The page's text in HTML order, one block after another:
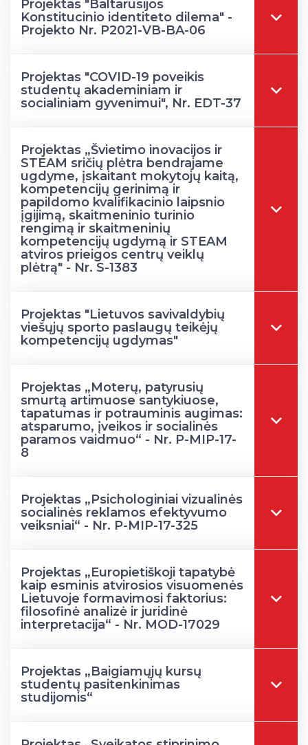
Azijos centras
Frankofoniškų šalių studijų centras
Vilniaus Karaliaus Sedžiongo institutas
Parama Ukrainai
Civilinė sauga
Korupcijos prevencija
Informacinė sistema "Studijos"
Darbuotojų elektroninis paštas
Mokslininkų profiliai "CRIS"
Bendruomenės gerovė
Intranetas
eDVS
Microsoft Office 365
MRU mobilios programėlės
Pagalbos sistema
Profesinė sąjunga
Kontaktų paieška
Projektas "Baltarusijos
Konstitucinio identiteto dilema" -
Projekto Nr. P2021-VB-BA-06
Projektas "COVID-19 poveikis
studentų akademiniam ir
socialiniam gyvenimui", Nr. EDT-37
Projektas „Švietimo inovacijos ir
STEAM sričių plėtra bendrajame
ugdyme, įskaitant mokytojų kaitą,
kompetencijų gerinimą ir
papildomo kvalifikacinio laipsnio
įgijimą, skaitmeninio turinio
rengimą ir skaitmeninių
kompetencijų ugdymą ir STEAM
atviros prieigos centrų veiklų
plėtrą" - Nr. S-1383
Projektas "Lietuvos savivaldybių
viešųjų sporto paslaugų teikėjų
kompetencijų ugdymas"
Projektas „Moterų, patyrusių
smurtą artimuose santykiuose,
tapatumas ir potrauminis augimas:
atsparumo, įveikos ir socialinės
paramos vaidmuo“ - Nr. P-MIP-17-
8
Projektas „Psichologiniai vizualinės
socialinės reklamos efektyvumo
veiksniai“ - Nr. P-MIP-17-325
Projektas „Europietiškoji tapatybė
kaip esminis atvirosios visuomenės
Lietuvoje formavimosi faktorius:
filosofinė analizė ir juridinė
interpretacija“ - Nr. MOD-17029
Projektas „Baigiamųjų kursų
studentų pasitenkinimas
studijomis“